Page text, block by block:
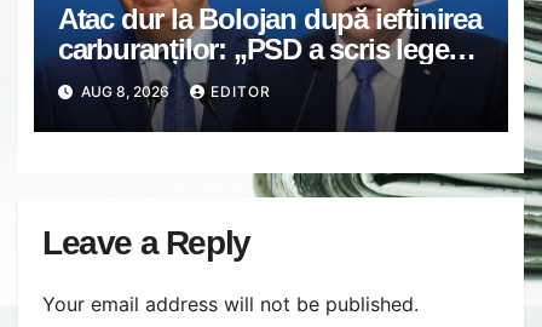
Atac dur la Bolojan după ieftinirea
carburanților: „PSD a scris legea.
Dumneavoastră ați scris discursul
de după”
AUG 8, 2026 EDITOR
Leave a Reply
Your email address will not be published.